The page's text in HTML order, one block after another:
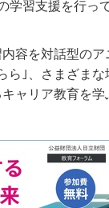
学習支援を行っ
容を対話型の
ら｣、さまざま
ャリア教育を